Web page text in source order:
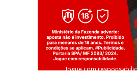
Jogue com